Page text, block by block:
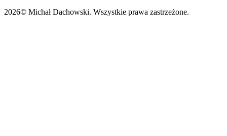
2026© Michał Dachowski. Wszystkie prawa zastrzeżone.